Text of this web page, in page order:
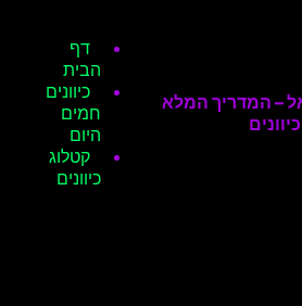
– המדריך המלא
דף
הבית
כיוונים
חמים
היום
קטלוג
כיוונים